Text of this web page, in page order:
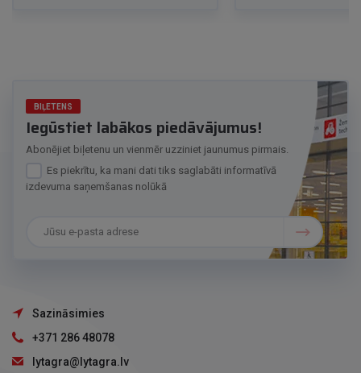
BIĻETENS
Iegūstiet labākos piedāvājumus!
Abonējiet biļetenu un vienmēr uzziniet jaunumus pirmais.
Es piekrītu, ka mani dati tiks saglabāti informatīvā
izdevuma saņemšanas nolūkā
Sazināsimies
+371 286 48078
lytagra@lytagra.lv